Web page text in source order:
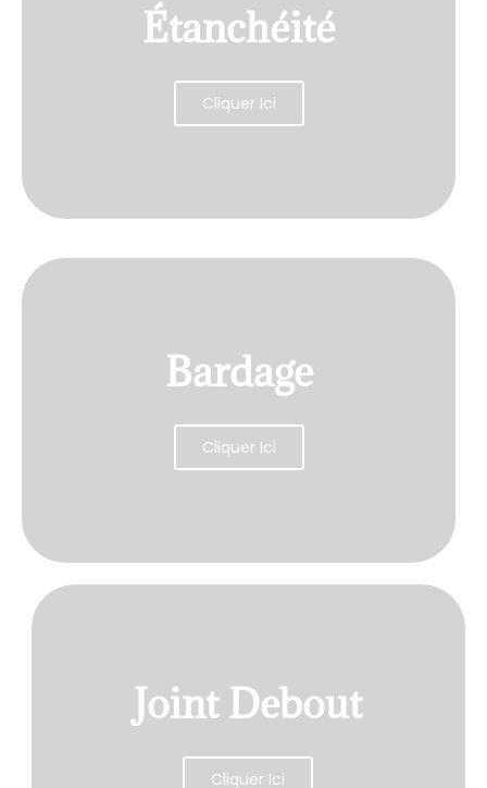
Étanchéité
Cliquer Ici
Bardage
Cliquer Ici
Joint Debout
Cliquer Ici